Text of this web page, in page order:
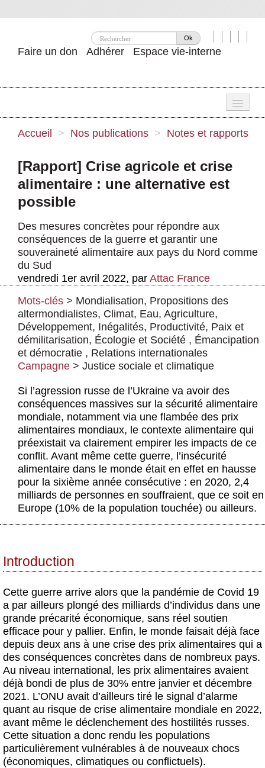
Ok
Faire un don Adhérer Espace vie-interne
Nos idées
Se mobiliser
Publications
Agenda
Actus et médias
Boutique
Accueil > Nos publications > Notes et rapports
[Rapport] Crise agricole et crise
alimentaire : une alternative est
possible
Des mesures concrètes pour répondre aux
conséquences de la guerre et garantir une
souveraineté alimentaire aux pays du Nord comme
du Sud
vendredi 1er avril 2022, par Attac France
Mots-clés > Mondialisation, Propositions des
altermondialistes, Climat, Eau, Agriculture,
Développement, Inégalités, Productivité, Paix et
démilitarisation, Écologie et Société , Émancipation
et démocratie , Relations internationales
Campagne > Justice sociale et climatique
Si l’agression russe de l’Ukraine va avoir des
conséquences massives sur la sécurité alimentaire
mondiale, notamment via une flambée des prix
alimentaires mondiaux, le contexte alimentaire qui
préexistait va clairement empirer les impacts de ce
conflit. Avant même cette guerre, l’insécurité
alimentaire dans le monde était en effet en hausse
pour la sixième année consécutive : en 2020, 2,4
milliards de personnes en souffraient, que ce soit en
Europe (10% de la population touchée) ou ailleurs.
Introduction
Cette guerre arrive alors que la pandémie de Covid 19
a par ailleurs plongé des milliards d’individus dans une
grande précarité économique, sans réel soutien
efficace pour y pallier. Enfin, le monde faisait déjà face
depuis deux ans à une crise des prix alimentaires qui a
des conséquences concrètes dans de nombreux pays.
Au niveau international, les prix alimentaires avaient
déjà bondi de plus de 30% entre janvier et décembre
2021. L’ONU avait d’ailleurs tiré le signal d’alarme
quant au risque de crise alimentaire mondiale en 2022,
avant même le déclenchement des hostilités russes.
Cette situation a donc rendu les populations
particulièrement vulnérables à de nouveaux chocs
(économiques, climatiques ou conflictuels).